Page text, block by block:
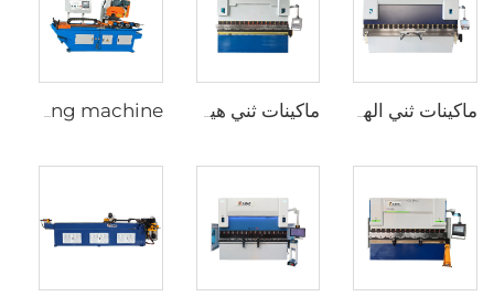
ماكينات ثني الهيدروليكية WC67Y مع متحكم CNC من نوع E300 ماكينات ثني هيدروليكية CNC مع متحكم ESA S630 Cnc pipe cutting machine